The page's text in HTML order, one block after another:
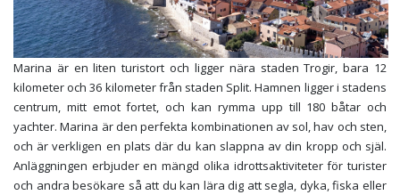
Marina är en liten turistort och ligger nära staden Trogir, bara 12
kilometer och 36 kilometer från staden Split. Hamnen ligger i stadens
centrum, mitt emot fortet, och kan rymma upp till 180 båtar och
yachter. Marina är den perfekta kombinationen av sol, hav och sten,
och är verkligen en plats där du kan slappna av din kropp och själ.
Anläggningen erbjuder en mängd olika idrottsaktiviteter för turister
och andra besökare så att du kan lära dig att segla, dyka, fiska eller